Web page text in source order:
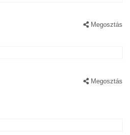
Megosztás
Megosztás